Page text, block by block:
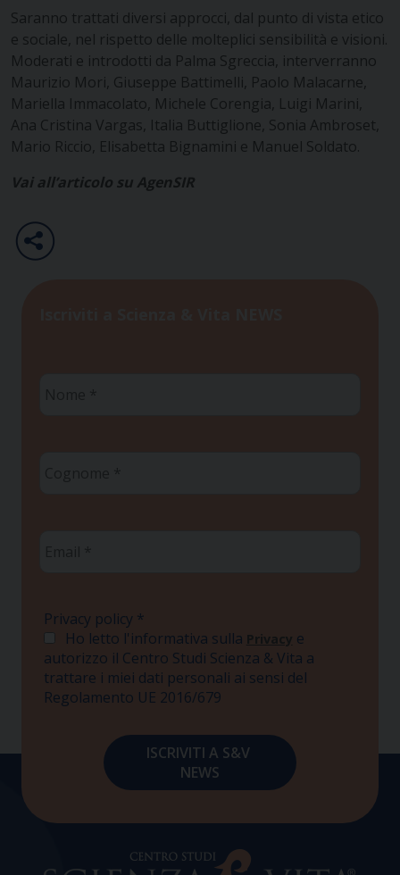
Saranno trattati diversi approcci, dal punto di vista etico
e sociale, nel rispetto delle molteplici sensibilità e visioni.
Moderati e introdotti da Palma Sgreccia, interverranno
Maurizio Mori, Giuseppe Battimelli, Paolo Malacarne,
Mariella Immacolato, Michele Corengia, Luigi Marini,
Ana Cristina Vargas, Italia Buttiglione, Sonia Ambroset,
Mario Riccio, Elisabetta Bignamini e Manuel Soldato.
Vai all’articolo su AgenSIR
Privacy policy *
Ho letto l'informativa sulla Privacy e
autorizzo il Centro Studi Scienza & Vita a
trattare i miei dati personali ai sensi del
Regolamento UE 2016/679